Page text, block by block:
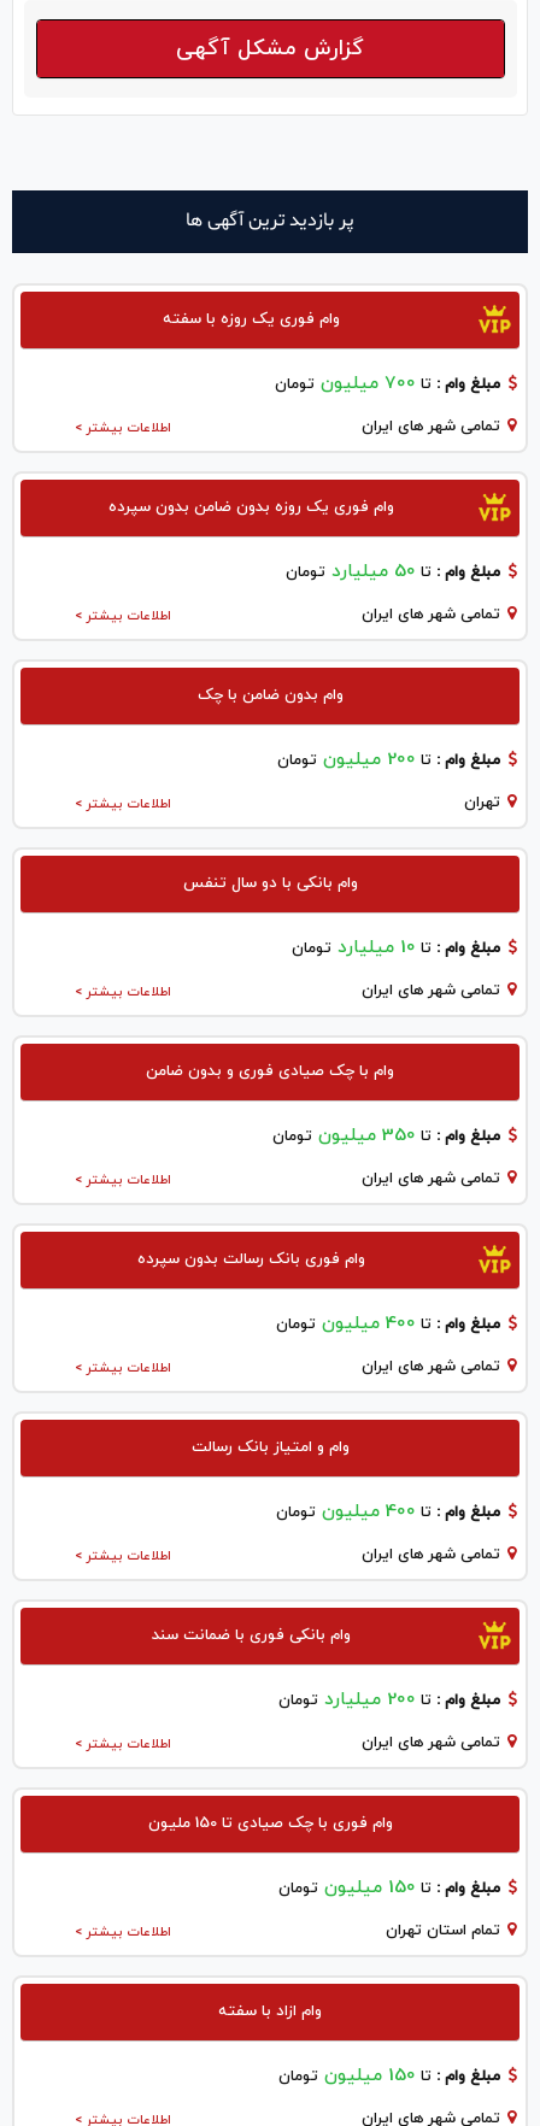
گزارش مشکل آگهی
پر بازدید ترین آگهی ها
وام فوری یک روزه با سفته
مبلغ وام : تا 700 میلیون تومان
اطلاعات بیشتر > تمامی شهر های ایران
وام فوری یک روزه بدون ضامن بدون سپرده
مبلغ وام : تا 50 میلیارد تومان
اطلاعات بیشتر > تمامی شهر های ایران
وام بدون ضامن با چک
مبلغ وام : تا 200 میلیون تومان
اطلاعات بیشتر > تهران
وام بانکی با دو سال تنفس
مبلغ وام : تا 10 میلیارد تومان
اطلاعات بیشتر > تمامی شهر های ایران
وام با چک صیادی فوری و بدون ضامن
مبلغ وام : تا 350 میلیون تومان
اطلاعات بیشتر > تمامی شهر های ایران
وام فوری بانک رسالت بدون سپرده
مبلغ وام : تا 400 میلیون تومان
اطلاعات بیشتر > تمامی شهر های ایران
وام و امتیاز بانک رسالت
مبلغ وام : تا 400 میلیون تومان
اطلاعات بیشتر > تمامی شهر های ایران
وام بانکی فوری با ضمانت سند
مبلغ وام : تا 200 میلیارد تومان
اطلاعات بیشتر > تمامی شهر های ایران
وام فوری با چک صیادی تا 150 ملیون
مبلغ وام : تا 150 میلیون تومان
اطلاعات بیشتر > تمام استان تهران
وام ازاد با سفته
مبلغ وام : تا 150 میلیون تومان
اطلاعات بیشتر > تمامی شهر های ایران